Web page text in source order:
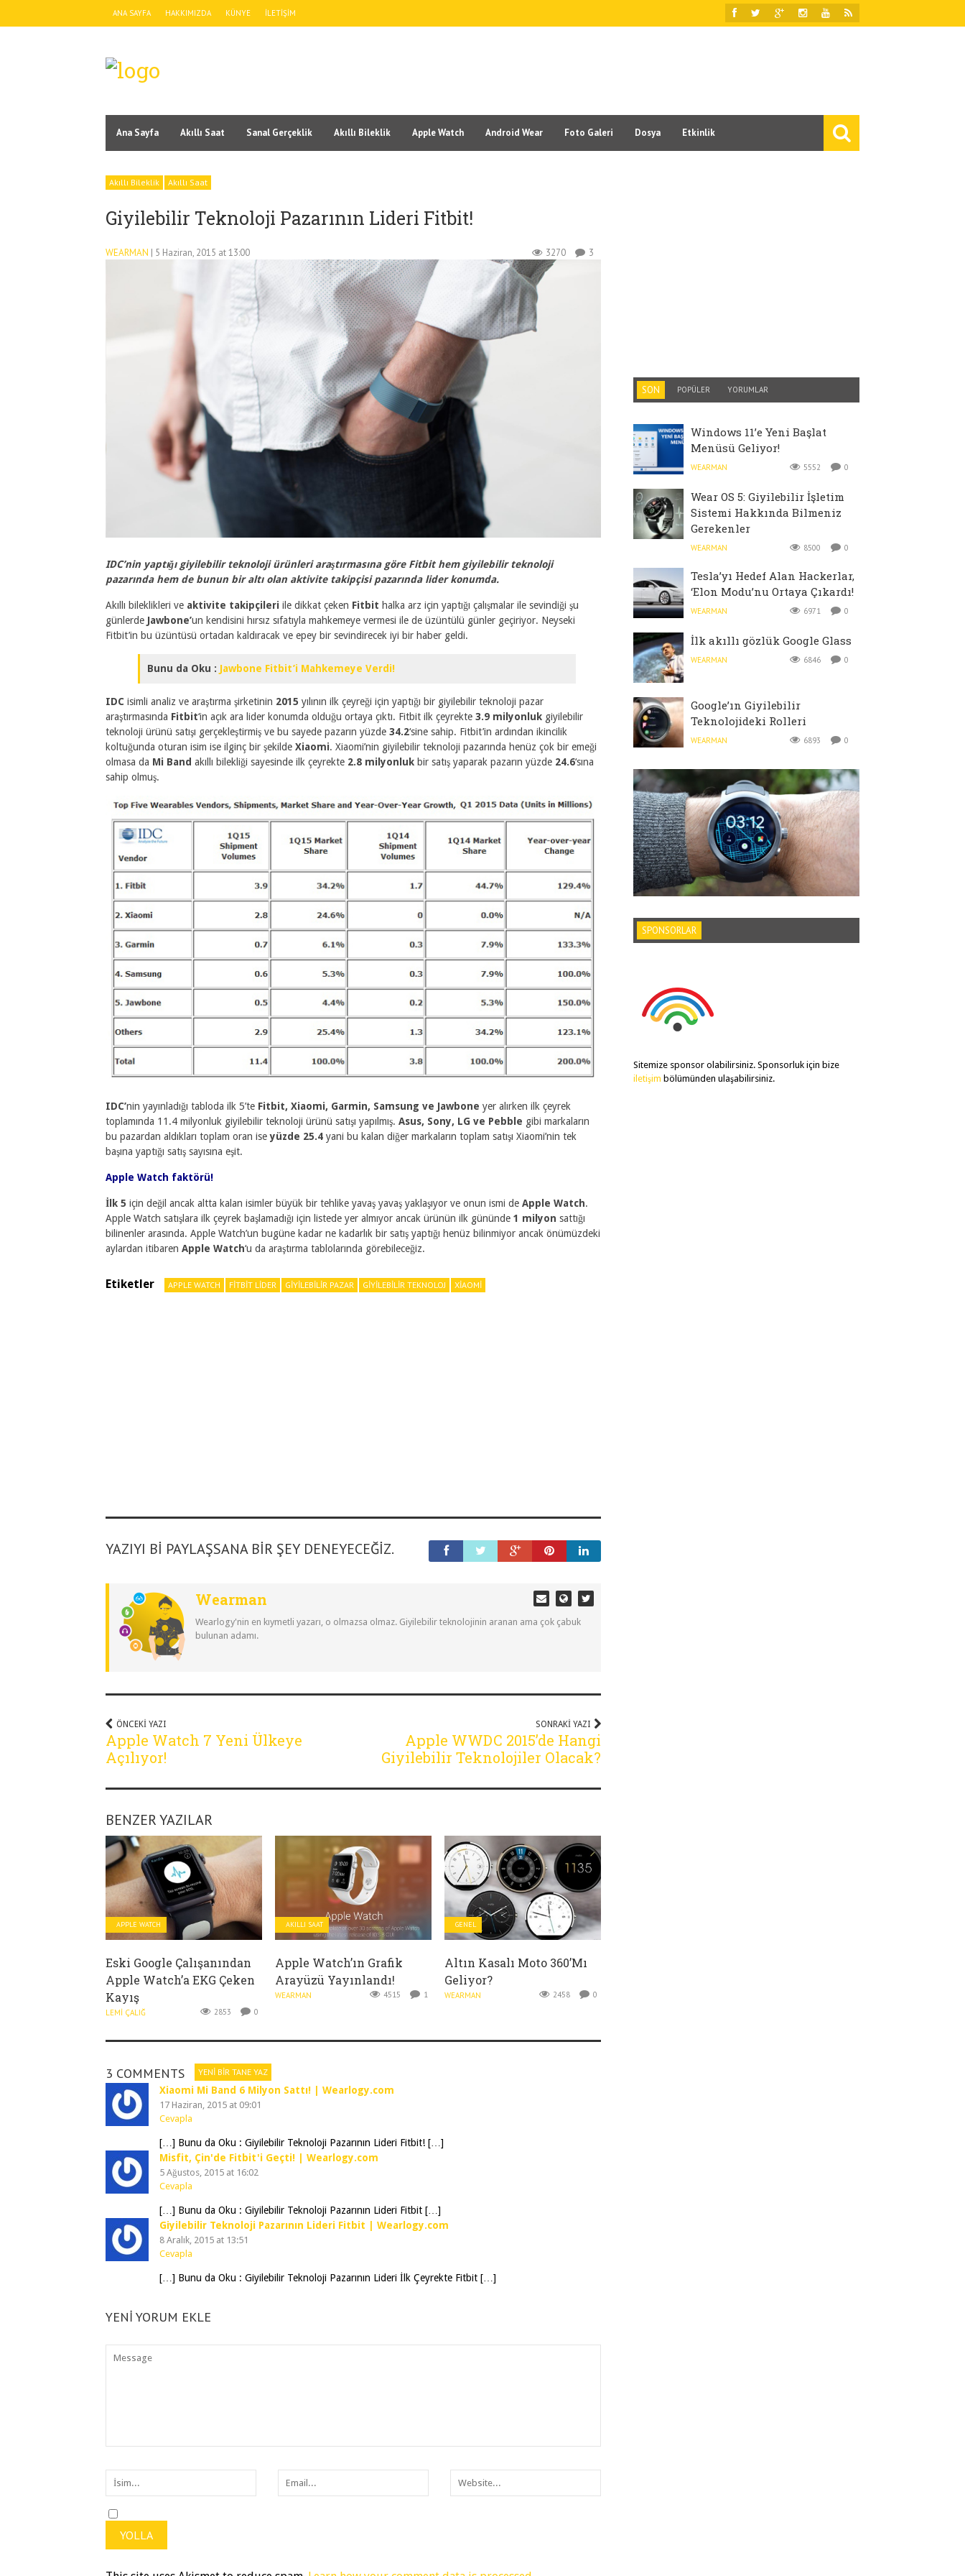
ANA SAYFA HAKKIMIZDA KÜNYE İLETIŞIM
Ana Sayfa Akıllı Saat Sanal Gerçeklik Akıllı Bileklik Apple Watch Android Wear Foto Galeri Dosya Etkinlik
Akıllı Bileklik Akıllı Saat
Giyilebilir Teknoloji Pazarının Lideri Fitbit!
WEARMAN | 5 Haziran, 2015 at 13:00 3270 3
IDC’nin yaptığı giyilebilir teknoloji ürünleri araştırmasına göre Fitbit hem giyilebilir teknoloji
pazarında hem de bunun bir altı olan aktivite takipçisi pazarında lider konumda.
Akıllı bileklikleri ve aktivite takipçileri ile dikkat çeken Fitbit halka arz için yaptığı çalışmalar ile sevindiği şu
günlerde Jawbone’un kendisini hırsız sıfatıyla mahkemeye vermesi ile de üzüntülü günler geçiriyor. Neyseki
Fitbit’in bu üzüntüsü ortadan kaldıracak ve epey bir sevindirecek iyi bir haber geldi.
Bunu da Oku : Jawbone Fitbit’i Mahkemeye Verdi!
IDC isimli analiz ve araştırma şirketinin 2015 yılının ilk çeyreği için yaptığı bir giyilebilir teknoloji pazar
araştırmasında Fitbit‘in açık ara lider konumda olduğu ortaya çıktı. Fitbit ilk çeyrekte 3.9 milyonluk giyilebilir
teknoloji ürünü satışı gerçekleştirmiş ve bu sayede pazarın yüzde 34.2‘sine sahip. Fitbit’in ardından ikincilik
koltuğunda oturan isim ise ilginç bir şekilde Xiaomi. Xiaomi’nin giyilebilir teknoloji pazarında henüz çok bir emeği
olmasa da Mi Band akıllı bilekliği sayesinde ilk çeyrekte 2.8 milyonluk bir satış yaparak pazarın yüzde 24.6‘sına
sahip olmuş.
IDC’nin yayınladığı tabloda ilk 5’te Fitbit, Xiaomi, Garmin, Samsung ve Jawbone yer alırken ilk çeyrek
toplamında 11.4 milyonluk giyilebilir teknoloji ürünü satışı yapılmış. Asus, Sony, LG ve Pebble gibi markaların
bu pazardan aldıkları toplam oran iseyüzde 25.4 yani bu kalan diğer markaların toplam satışı Xiaomi’nin tek
başına yaptığı satış sayısına eşit.
Apple Watch faktörü!
İlk 5 için değil ancak altta kalan isimler büyük bir tehlike yavaş yavaş yaklaşıyor ve onun ismi de Apple Watch.
Apple Watch satışlara ilk çeyrek başlamadığı için listede yer almıyor ancak ürünün ilk gününde 1 milyon sattığı
bilinenler arasında. Apple Watch’un bugüne kadar ne kadarlık bir satış yaptığı henüz bilinmiyor ancak önümüzdeki
aylardan itibaren Apple Watch‘u da araştırma tablolarında görebileceğiz.
Etiketler APPLE WATCH FITBIT LIDER GIYILEBILIR PAZAR GIYILEBILIR TEKNOLOJ XIAOMI
YAZIYI BI PAYLAŞSANA BIR ŞEY DENEYECEĞIZ.
Wearman
Wearlogy'nin en kıymetli yazarı, o olmazsa olmaz. Giyilebilir teknolojinin aranan ama çok çabuk
bulunan adamı.
ÖNCEKI YAZI
Apple Watch 7 Yeni Ülkeye
Açılıyor!
SONRAKI YAZI
Apple WWDC 2015’de Hangi
Giyilebilir Teknolojiler Olacak?
BENZER YAZILAR
APPLE WATCH
Eski Google Çalışanından
Apple Watch’a EKG Çeken
Kayış
LEMI ÇALIĞ 2853 0
AKILLI SAAT
Apple Watch’ın Grafik
Arayüzü Yayınlandı!
WEARMAN 4515 1
GENEL
Altın Kasalı Moto 360’mı
Geliyor?
WEARMAN 2458 0
3 COMMENTS YENI BIR TANE YAZ
Xiaomi Mi Band 6 Milyon Sattı! | Wearlogy.com
17 Haziran, 2015 at 09:01
Cevapla
[…] Bunu da Oku : Giyilebilir Teknoloji Pazarının Lideri Fitbit! […]
Misfit, Çin'de Fitbit'i Geçti! | Wearlogy.com
5 Ağustos, 2015 at 16:02
Cevapla
[…] Bunu da Oku : Giyilebilir Teknoloji Pazarının Lideri Fitbit […]
Giyilebilir Teknoloji Pazarının Lideri Fitbit | Wearlogy.com
8 Aralık, 2015 at 13:51
Cevapla
[…] Bunu da Oku : Giyilebilir Teknoloji Pazarının Lideri İlk Çeyrekte Fitbit […]
YENI YORUM EKLE
SON POPÜLER YORUMLAR
Windows 11’e Yeni Başlat
Menüsü Geliyor!
WEARMAN 5552 0
Wear OS 5: Giyilebilir İşletim
Sistemi Hakkında Bilmeniz
Gerekenler
WEARMAN 8500 0
Tesla’yı Hedef Alan Hackerlar,
‘Elon Modu’nu Ortaya Çıkardı!
WEARMAN 6971 0
İlk akıllı gözlük Google Glass
WEARMAN 6846 0
Google’ın Giyilebilir
Teknolojideki Rolleri
WEARMAN 6893 0
SPONSORLAR
Sitemize sponsor olabilirsiniz. Sponsorluk için bize
iletişim bölümünden ulaşabilirsiniz.